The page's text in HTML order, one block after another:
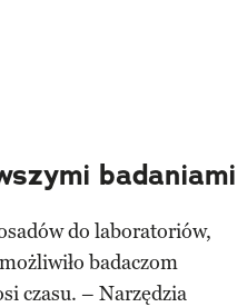
badaniami
do laboratoriów,
badaczom
czasu. – Narzędzia